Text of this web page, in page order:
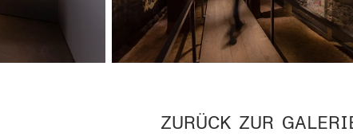
ZURÜCK ZUR